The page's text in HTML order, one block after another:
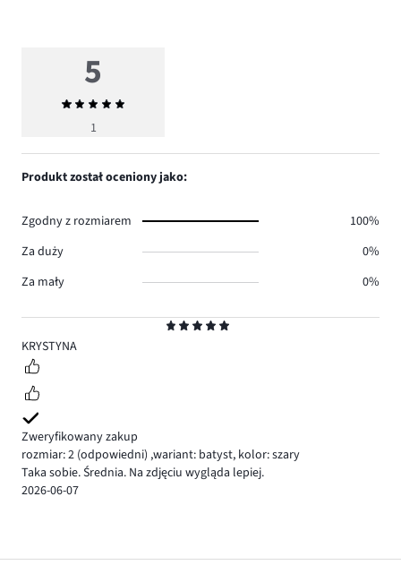
5
KRYSTYNA
Zweryfikowany zakup
rozmiar: 2 (odpowiedni) ,wariant: batyst, kolor: szary
Taka sobie. Średnia. Na zdjęciu wygląda lepiej.
2026-06-07
5
Średnia
ocena
1
Produkt został oceniony jako:
Zgodny z rozmiarem
100%
Za duży
0%
Za mały
0%